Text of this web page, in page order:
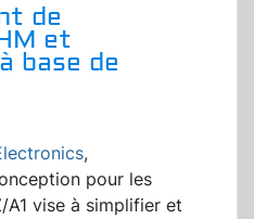
de
et
base de
,
pour les
A1 vise à simplifier et